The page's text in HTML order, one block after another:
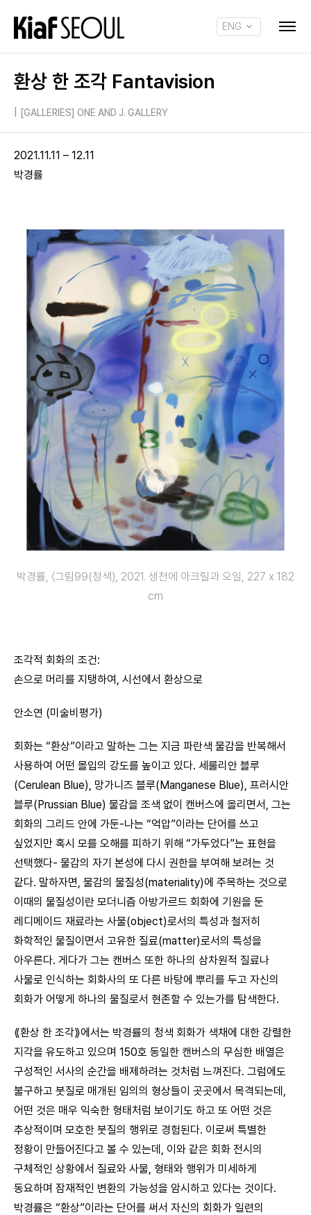
ENG
환상 한 조각 Fantavision
[GALLERIES] ONE AND J. GALLERY
2021.11.11 – 12.11
박경률
박경률, 〈그림99(청색), 2021. 생천에 아크릴과 오일, 227 x 182
cm
조각적 회화의 조건:
손으로 머리를 지탱하여, 시선에서 환상으로
안소연 (미술비평가)
회화는 “환상”이라고 말하는 그는 지금 파란색 물감을 반복해서
사용하여 어떤 몰입의 강도를 높이고 있다. 세룰리안 블루
(Cerulean Blue), 망가니즈 블루(Manganese Blue), 프러시안
블루(Prussian Blue) 물감을 조색 없이 캔버스에 올리면서, 그는
회화의 그리드 안에 가둔-나는 “억압”이라는 단어를 쓰고
싶었지만 혹시 모를 오해를 피하기 위해 “가두었다”는 표현을
선택했다- 물감의 자기 본성에 다시 권한을 부여해 보려는 것
같다. 말하자면, 물감의 물질성(materiality)에 주목하는 것으로
이때의 물질성이란 모더니즘 아방가르드 회화에 기원을 둔
레디메이드 재료라는 사물(object)로서의 특성과 철저히
화학적인 물질이면서 고유한 질료(matter)로서의 특성을
아우른다. 게다가 그는 캔버스 또한 하나의 삼차원적 질료나
사물로 인식하는 회화사의 또 다른 바탕에 뿌리를 두고 자신의
회화가 어떻게 하나의 물질로서 현존할 수 있는가를 탐색한다.
⟪환상 한 조각⟫에서는 박경률의 청색 회화가 색채에 대한 강렬한
지각을 유도하고 있으며 150호 동일한 캔버스의 무심한 배열은
구성적인 서사의 순간을 배제하려는 것처럼 느껴진다. 그럼에도
불구하고 붓질로 매개된 임의의 형상들이 곳곳에서 목격되는데,
어떤 것은 매우 익숙한 형태처럼 보이기도 하고 또 어떤 것은
추상적이며 모호한 붓질의 행위로 경험된다. 이로써 특별한
정황이 만들어진다고 볼 수 있는데, 이와 같은 회화 전시의
구체적인 상황에서 질료와 사물, 형태와 행위가 미세하게
동요하며 잠재적인 변환의 가능성을 암시하고 있다는 것이다.
박경률은 “환상”이라는 단어를 써서 자신의 회화가 일련의